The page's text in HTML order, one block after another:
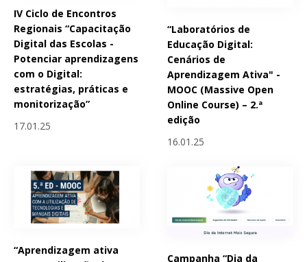
IV Ciclo de Encontros
Regionais “Capacitação
Digital das Escolas -
Potenciar aprendizagens
com o Digital:
estratégias, práticas e
monitorização”
17.01.25
“Laboratórios de
Educação Digital:
Cenários de
Aprendizagem Ativa" -
MOOC (Massive Open
Online Course) – 2.ª
edição
16.01.25
“Aprendizagem ativa
Campanha “Dia da